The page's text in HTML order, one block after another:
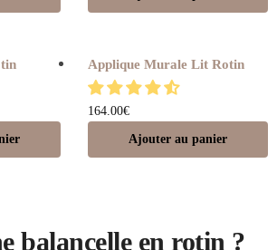
Applique Murale Lit Rotin
164.00€
Ajouter au panier
balancelle en rotin ?